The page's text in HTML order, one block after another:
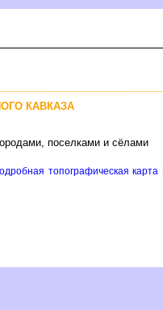
КАВКАЗА
поселками и сёлами
топографическая